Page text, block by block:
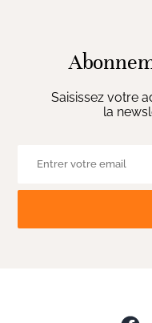
Saisissez votre
la